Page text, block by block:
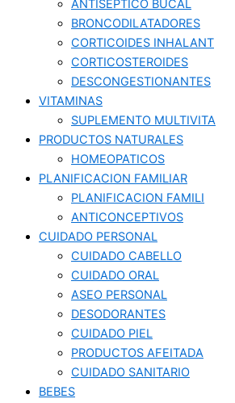
ANTISEPTICO BUCAL
BRONCODILATADORES
CORTICOIDES INHALANT
CORTICOSTEROIDES
DESCONGESTIONANTES
VITAMINAS
SUPLEMENTO MULTIVITA
PRODUCTOS NATURALES
HOMEOPATICOS
PLANIFICACION FAMILIAR
PLANIFICACION FAMILI
ANTICONCEPTIVOS
CUIDADO PERSONAL
CUIDADO CABELLO
CUIDADO ORAL
ASEO PERSONAL
DESODORANTES
CUIDADO PIEL
PRODUCTOS AFEITADA
CUIDADO SANITARIO
BEBES